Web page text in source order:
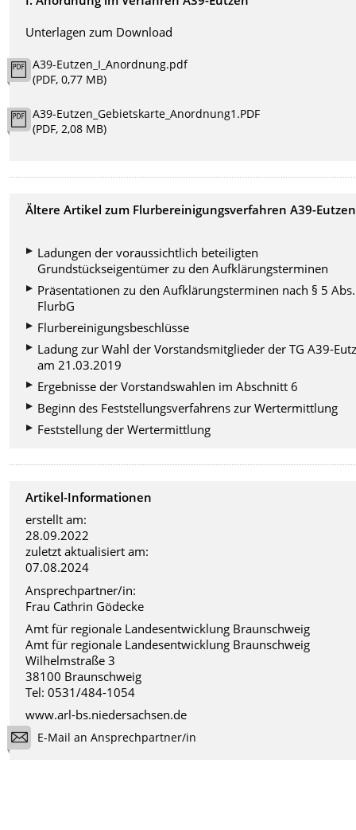
Unterlagen zum Download
A39-Eutzen_I_Anordnung.pdf
(PDF, 0,77 MB)
A39-Eutzen_Gebietskarte_Anordnung1.PDF
(PDF, 2,08 MB)
Ältere Artikel zum Flurbereinigungsverfahren A39-Eutzen
Ladungen der voraussichtlich beteiligten
Grundstückseigentümer zu den Aufklärungsterminen
Präsentationen zu den Aufklärungsterminen nach § 5
FlurbG
Flurbereinigungsbeschlüsse
Ladung zur Wahl der Vorstandsmitglieder der TG A39-
am 21.03.2019
Ergebnisse der Vorstandswahlen im Abschnitt 6
Beginn des Feststellungsverfahrens zur Wertermittlung
Feststellung der Wertermittlung
Artikel-Informationen
erstellt am:
28.09.2022
zuletzt aktualisiert am:
07.08.2024
Ansprechpartner/in:
Frau Cathrin Gödecke
Amt für regionale Landesentwicklung Braunschweig
Amt für regionale Landesentwicklung Braunschweig
Wilhelmstraße 3
38100 Braunschweig
Tel: 0531/484-1054
www.arl-bs.niedersachsen.de
E-Mail an Ansprechpartner/in